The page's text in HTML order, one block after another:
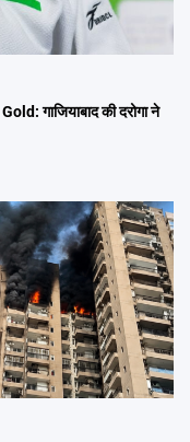
गाजियाबाद की दरोगा ने